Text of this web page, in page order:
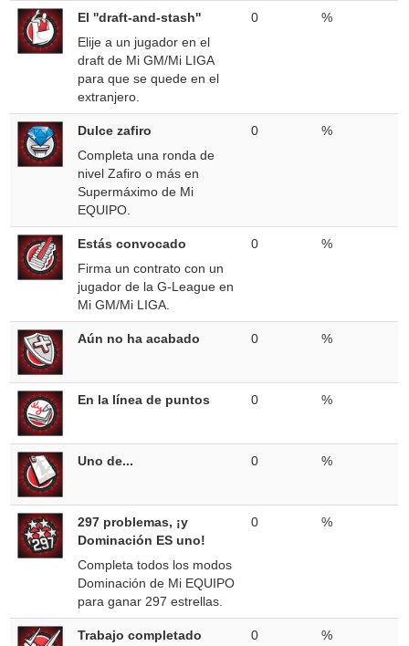
El ''draft-and-stash''
Elije a un jugador en el
draft de Mi GM/Mi LIGA
para que se quede en el
extranjero.
0 %
Dulce zafiro
Completa una ronda de
nivel Zafiro o más en
Supermáximo de Mi
EQUIPO.
0 %
Estás convocado
Firma un contrato con un
jugador de la G-League en
Mi GM/Mi LIGA.
0 %
Aún no ha acabado 0 %
En la línea de puntos 0 %
Uno de... 0 %
297 problemas, ¡y
Dominación ES uno!
Completa todos los modos
Dominación de Mi EQUIPO
para ganar 297 estrellas.
0 %
Trabajo completado
0 %